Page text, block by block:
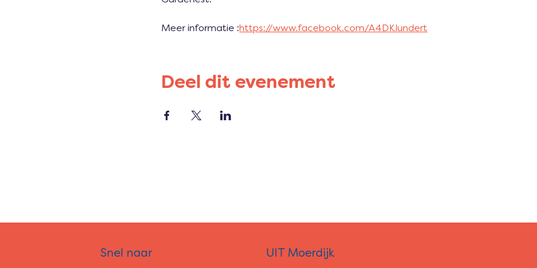
Meer informatie :https://www.facebook.com/A4DKlundert
Deel dit evenement
Snel naar UIT Moerdijk